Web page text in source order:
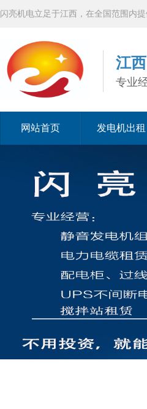
闪亮机电立足于江西，在全国范围内
江
专业
网站首页 发电机出租